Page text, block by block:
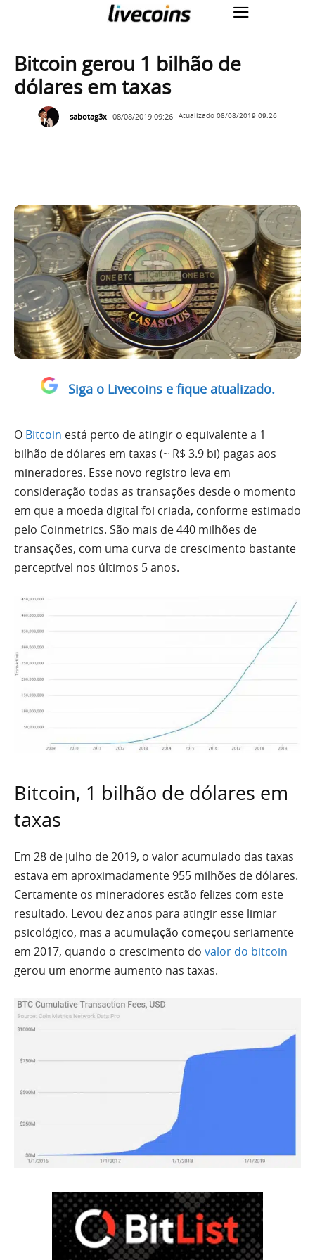
Bitcoin gerou 1 bilhão de
dólares em taxas
sabotag3x 08/08/2019 09:26 Atualizado 08/08/2019 09:26
Siga o Livecoins e fique atualizado.
O Bitcoin está perto de atingir o equivalente a 1
bilhão de dólares em taxas (~ R$ 3.9 bi) pagas aos
mineradores. Esse novo registro leva em
consideração todas as transações desde o momento
em que a moeda digital foi criada, conforme estimado
pelo Coinmetrics. São mais de 440 milhões de
transações, com uma curva de crescimento bastante
perceptível nos últimos 5 anos.
Bitcoin, 1 bilhão de dólares em
taxas
Em 28 de julho de 2019, o valor acumulado das taxas
estava em aproximadamente 955 milhões de dólares.
Certamente os mineradores estão felizes com este
resultado. Levou dez anos para atingir esse limiar
psicológico, mas a acumulação começou seriamente
em 2017, quando o crescimento do valor do bitcoin
gerou um enorme aumento nas taxas.